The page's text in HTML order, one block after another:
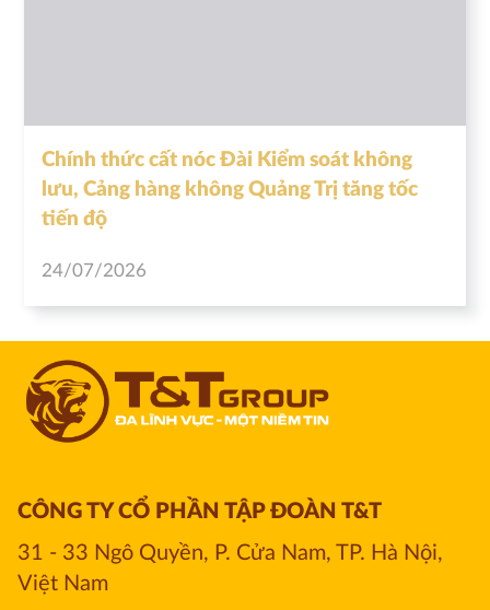
Chính thức cất nóc Đài Kiểm soát không
lưu, Cảng hàng không Quảng Trị tăng tốc
tiến độ
24/07/2026
CÔNG TY CỔ PHẦN TẬP ĐOÀN T&T
31 - 33 Ngô Quyền, P. Cửa Nam, TP. Hà Nội,
Việt Nam